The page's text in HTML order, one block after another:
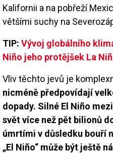
Kalifornii a na pobřeží
většími suchy na
TIP: Vývoj globálního
Niño jeho protějšek La
Vliv těchto jevů je
nicméně předpovídají
dopady. Silné El Niño
svět více než pět bilionů
úmrtími v důsledku bouří
„El Niño“ může být ještě